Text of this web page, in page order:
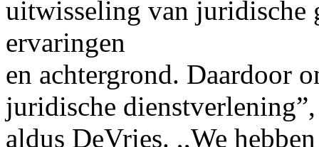
uitwisseling van juridische
ervaringen
en achtergrond. Daardoor
juridische dienstverlening”,
aldus DeVries. ,,We